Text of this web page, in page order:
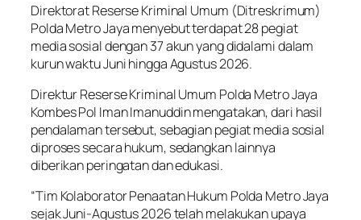
Direktorat Reserse Kriminal Umum (Ditreskrimum)
Polda Metro Jaya menyebut terdapat 28 pegiat
media sosial dengan 37 akun yang didalami dalam
kurun waktu Juni hingga Agustus 2026.
Direktur Reserse Kriminal Umum Polda Metro Jaya
Kombes Pol Iman Imanuddin mengatakan, dari hasil
pendalaman tersebut, sebagian pegiat media sosial
diproses secara hukum, sedangkan lainnya
diberikan peringatan dan edukasi.
“Tim Kolaborator Penaatan Hukum Polda Metro Jaya
sejak Juni-Agustus 2026 telah melakukan upaya